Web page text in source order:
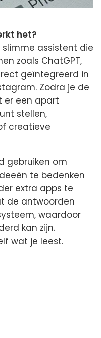
het?
slimme assistent die
zoals ChatGPT,
geïntegreerd in
Zodra je de
er een apart
stellen,
creatieve
gebruiken om
te bedenken
extra apps te
de antwoorden
waardoor
kan zijn.
wat je leest.